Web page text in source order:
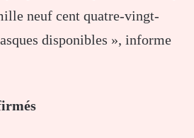
neuf cent quatre-vingt-
disponibles », informe